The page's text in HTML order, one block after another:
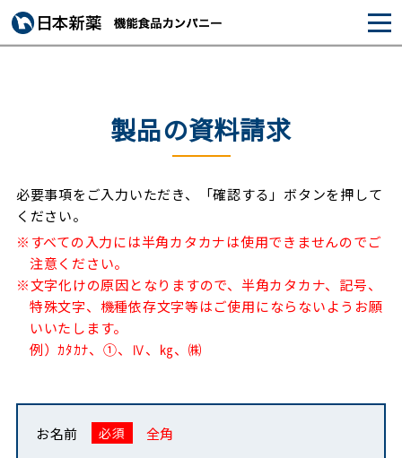
製品の資料請求
必要事項をご入力いただき、「確認する」ボタンを押して
ください。
※すべての入力には半角カタカナは使用できませんのでご
注意ください。
※文字化けの原因となりますので、半角カタカナ、記号、
特殊文字、機種依存文字等はご使用にならないようお願
いいたします。
例）ｶﾀｶﾅ、①、Ⅳ、㎏、㈱
お名前 全角